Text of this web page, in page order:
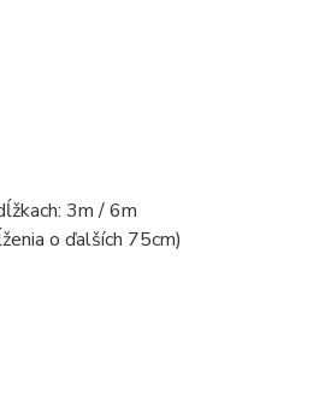
3m / 6m
o ďalších 75cm)